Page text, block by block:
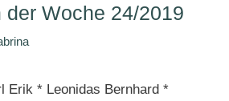
der Woche 24/2019
Erik * Leonidas Bernhard *